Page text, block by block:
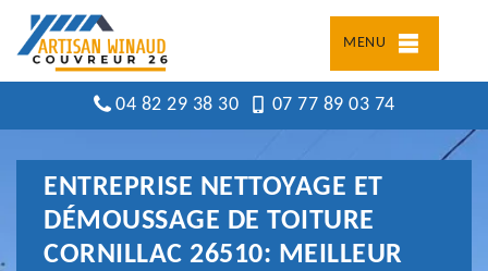
MENU
04 82 29 38 30 07 77 89 03 74
ENTREPRISE NETTOYAGE ET
DÉMOUSSAGE DE TOITURE
CORNILLAC 26510: MEILLEUR